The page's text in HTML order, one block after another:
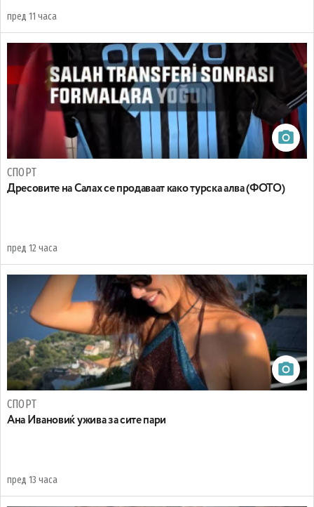
пред 11 часа
СПОРТ
Дресовите на Салах се продаваат како турска алва (ФОТО)
пред 12 часа
СПОРТ
Ана Ивановиќ ужива за сите пари
пред 13 часа